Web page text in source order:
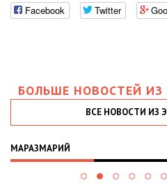
Facebook Twitter
БОЛЬШЕ НОВОСТЕЙ ИЗ
ВСЕ НОВОСТИ ИЗ
МАРАЗМАРИЙ